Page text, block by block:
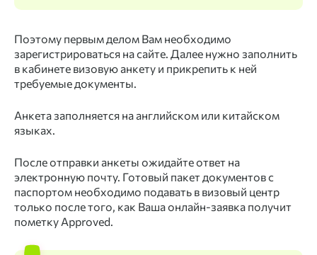
Поэтому первым делом Вам необходимо
зарегистрироваться на сайте. Далее нужно заполнить
в кабинете визовую анкету и прикрепить к ней
требуемые документы.
Анкета заполняется на английском или китайском
языках.
После отправки анкеты ожидайте ответ на
электронную почту. Готовый пакет документов с
паспортом необходимо подавать в визовый центр
только после того, как Ваша онлайн-заявка получит
пометку Approved.